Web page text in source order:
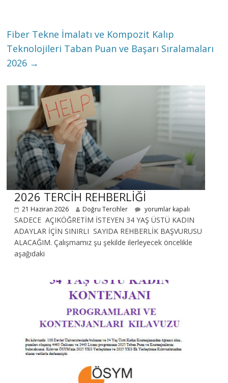
Fiber Tekne İmalatı ve Kompozit Kalıp
Teknolojileri Taban Puan ve Başarı Sıralamaları
2026 →
2026 TERCİH REHBERLİĞİ
21 Haziran 2026 Doğru Tercihler yorumlar kapalı
SADECE AÇIKÖĞRETİM İSTEYEN 34 YAŞ ÜSTÜ KADIN
ADAYLAR İÇİN SINIRLI SAYIDA REHBERLİK BAŞVURUSU
ALACAĞIM. Çalışmamız şu şekilde ilerleyecek öncelikle
aşağıdaki